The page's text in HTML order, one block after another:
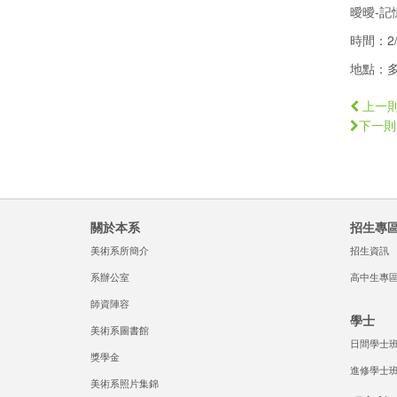
曖曖-記
時間：
地點：
上一
下一
關於本系
美術系所簡介
系辦公室
師資陣容
美術系圖書館
獎學金
美術系照片集錦
招生專
招生資訊
高中生專
學士
日間學士
進修學士